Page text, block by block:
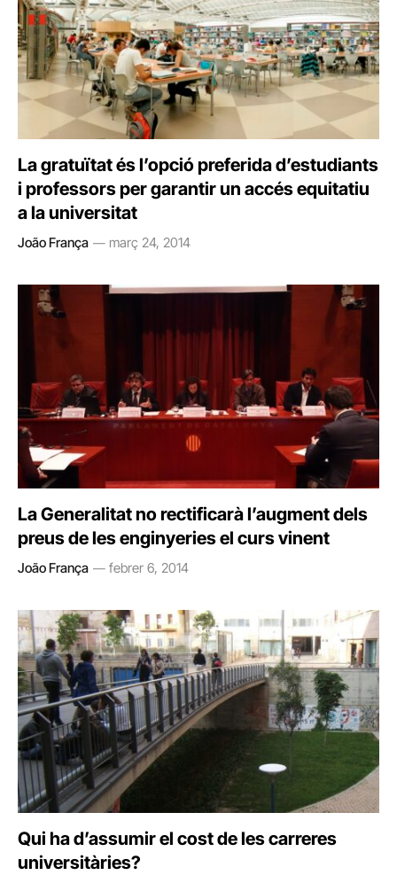
La gratuïtat és l’opció preferida d’estudiants
i professors per garantir un accés equitatiu
a la universitat
João França març 24, 2014
La Generalitat no rectificarà l’augment dels
preus de les enginyeries el curs vinent
João França febrer 6, 2014
Qui ha d’assumir el cost de les carreres
universitàries?